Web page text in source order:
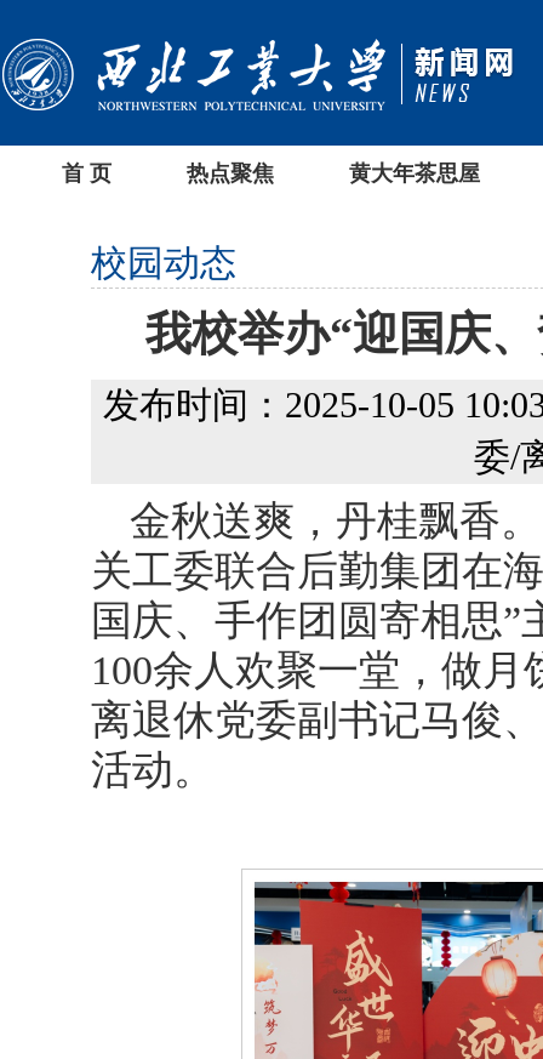
首 页 热点聚焦 黄大年茶思屋
校园动态
我校举办“迎国庆
发布时间：2025-10-05
委/
金秋送爽，丹桂飘香
关工委联合后勤集团在
国庆、手作团圆寄相思
100余人欢聚一堂，做
离退休党委副书记马俊
活动。